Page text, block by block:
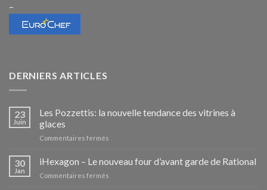
–
DERNIERS ARTICLES
23
Juin
Les Pozzettis: la nouvelle tendance des vitrines à
glaces
Commentaires fermés
Pozzettis:
la
30
Jan
iHexagon – Le nouveau four d’avant garde de Rational
Commentaires fermés